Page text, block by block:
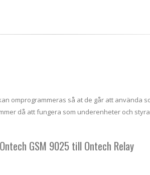
omprogrammeras så at de går att använda
då att fungera som underenheter och
GSM 9025 till Ontech Relay